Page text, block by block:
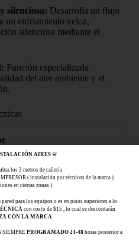
silenciosa: Desarrolla un flujo
un enfriamiento veloz,
silenciosa mediante el
Función especializada
del aire ambiente y el
BTU
AIRES🚨
los 3 metros de cañería
( instalación por técnicos de la marca )
en ciertas zonas )
pared para los equipos o es en pisos superiores a lo
con costo de $15 , lo cual se descontarán
CON LA MARCA
PROGRAMADO 24-48horas posterior a